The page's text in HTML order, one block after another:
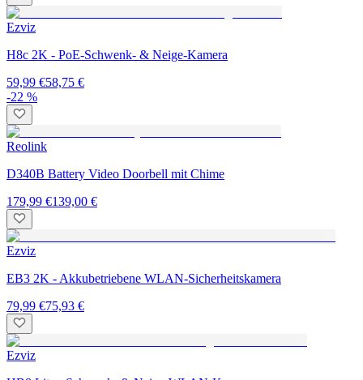
Ezviz
H8c 2K - PoE-Schwenk- & Neige-Kamera
59,99 €58,75 €
-22 %
Reolink
D340B Battery Video Doorbell mit Chime
179,99 €139,00 €
Ezviz
EB3 2K - Akkubetriebene WLAN-Sicherheitskamera
79,99 €75,93 €
Ezviz